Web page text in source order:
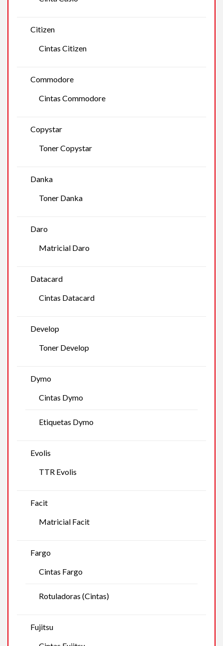
Citizen
Cintas Citizen
Commodore
Cintas Commodore
Copystar
Toner Copystar
Danka
Toner Danka
Daro
Matricial Daro
Datacard
Cintas Datacard
Develop
Toner Develop
Dymo
Cintas Dymo
Etiquetas Dymo
Evolis
TTR Evolis
Facit
Matricial Facit
Fargo
Cintas Fargo
Rotuladoras (Cintas)
Fujitsu